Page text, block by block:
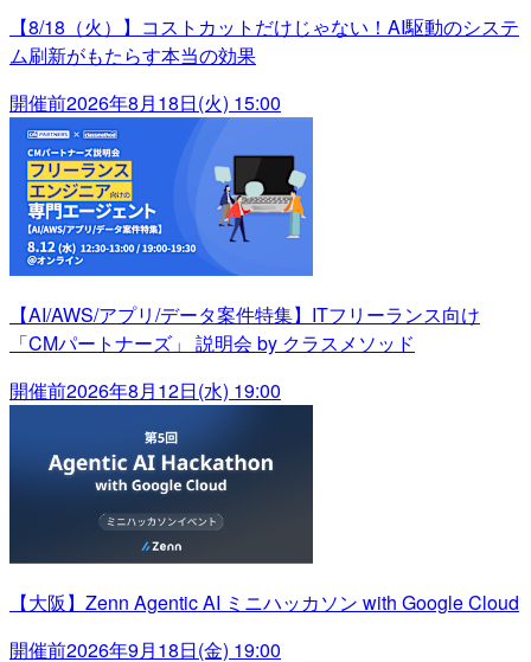
【8/18（火）】コストカットだけじゃない！AI駆動のシステ
ム刷新がもたらす本当の効果
開催前2026年8月18日(火) 15:00
【AI/AWS/アプリ/データ案件特集】ITフリーランス向け
「CMパートナーズ」 説明会 by クラスメソッド
開催前2026年8月12日(水) 19:00
【大阪】Zenn Agentic AI ミニハッカソン with Google Cloud
開催前2026年9月18日(金) 19:00